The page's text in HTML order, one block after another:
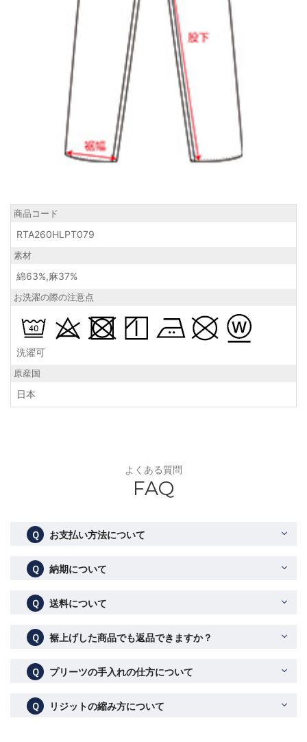
商品コード
RTA260HLPT079
素材
綿63%,麻37%
お洗濯の際の注意点
洗濯可
原産国
日本
よくある質問
FAQ
Ｑ お支払い方法について
Ｑ 納期について
Ｑ 送料について
Ｑ 裾上げした商品でも返品できますか？
Ｑ プリーツの手入れの仕方について
Ｑ リジットの縮み方について